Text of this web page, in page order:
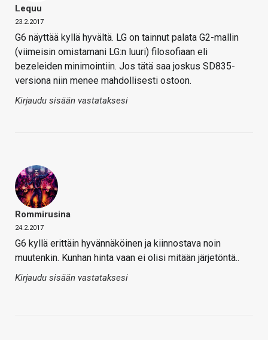
Lequu
23.2.2017
G6 näyttää kyllä hyvältä. LG on tainnut palata G2-mallin
(viimeisin omistamani LG:n luuri) filosofiaan eli
bezeleiden minimointiin. Jos tätä saa joskus SD835-
versiona niin menee mahdollisesti ostoon.
Kirjaudu sisään vastataksesi
Rommirusina
24.2.2017
G6 kyllä erittäin hyvännäköinen ja kiinnostava noin
muutenkin. Kunhan hinta vaan ei olisi mitään järjetöntä..
Kirjaudu sisään vastataksesi